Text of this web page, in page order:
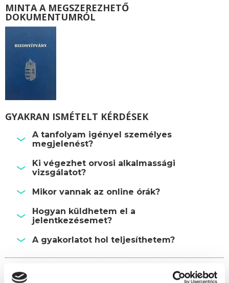
MINTA A MEGSZEREZHETŐ
DOKUMENTUMRÓL
GYAKRAN ISMÉTELT KÉRDÉSEK
A tanfolyam igényel személyes
megjelenést?
Ki végezhet orvosi alkalmassági
vizsgálatot?
Mikor vannak az online órák?
Hogyan küldhetem el a
jelentkezésemet?
A gyakorlatot hol teljesíthetem?
Képzésszervező